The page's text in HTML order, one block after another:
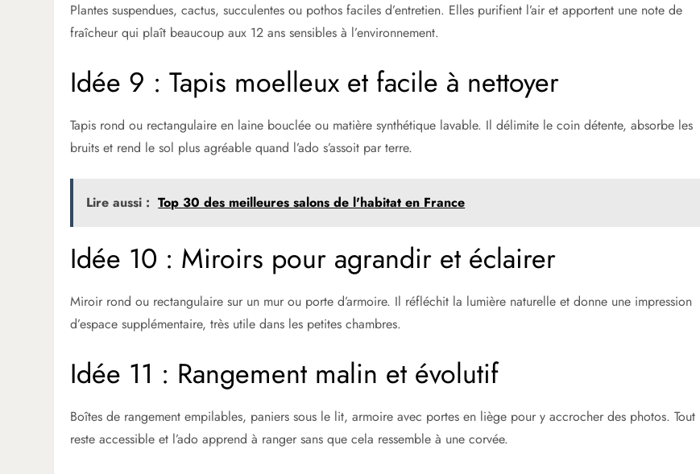
Plantes suspendues, cactus, succulentes ou pothos faciles d’entretien. Elles purifient l’air et apportent une note de
fraîcheur qui plaît beaucoup aux 12 ans sensibles à l’environnement.
Idée 9 : Tapis moelleux et facile à nettoyer
Tapis rond ou rectangulaire en laine bouclée ou matière synthétique lavable. Il délimite le coin détente, absorbe les
bruits et rend le sol plus agréable quand l’ado s’assoit par terre.
Lire aussi : Top 30 des meilleures salons de l'habitat en France
Idée 10 : Miroirs pour agrandir et éclairer
Miroir rond ou rectangulaire sur un mur ou porte d’armoire. Il réfléchit la lumière naturelle et donne une impression
d’espace supplémentaire, très utile dans les petites chambres.
Idée 11 : Rangement malin et évolutif
Boîtes de rangement empilables, paniers sous le lit, armoire avec portes en liège pour y accrocher des photos. Tout
reste accessible et l’ado apprend à ranger sans que cela ressemble à une corvée.